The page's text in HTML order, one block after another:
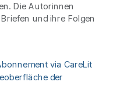
Die Autorinnen
und ihre Folgen
via CareLit
der